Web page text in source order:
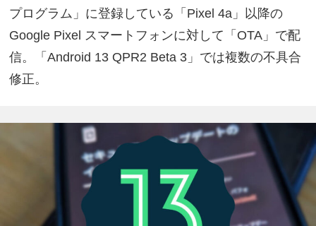
プログラム」に登録している「Pixel 4a」以降の
Google Pixel スマートフォンに対して「OTA」で配
信。「Android 13 QPR2 Beta 3」では複数の不具合
修正。